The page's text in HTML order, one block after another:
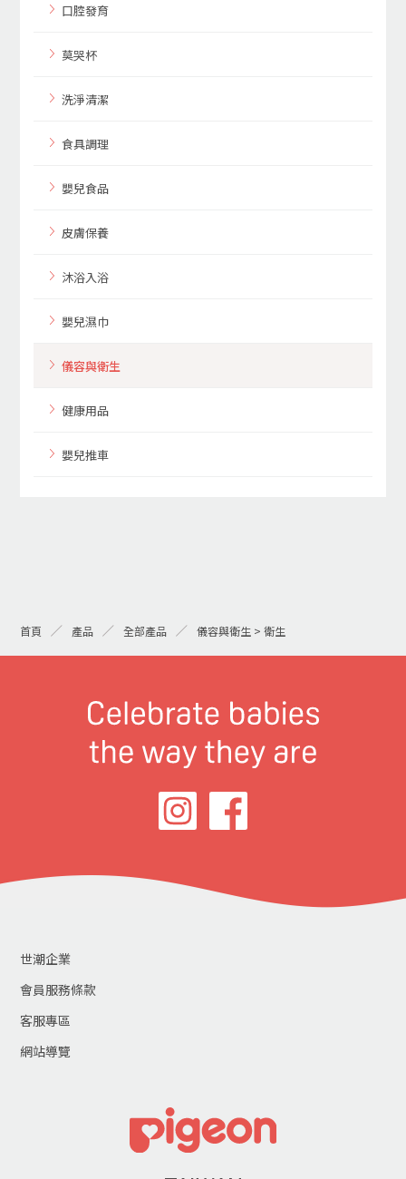
口腔發育
莫哭杯
洗淨清潔
食具調理
嬰兒食品
皮膚保養
沐浴入浴
嬰兒濕巾
儀容與衛生
健康用品
嬰兒推車
首頁 產品 全部產品 儀容與衛生 > 衛生
世潮企業
會員服務條款
客服專區
網站導覽